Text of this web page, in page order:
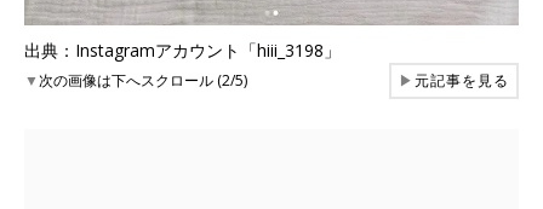
出典：Instagramアカウント「hiii_3198」
▼次の画像は下へスクロール (2/5) ▶元記事を見る